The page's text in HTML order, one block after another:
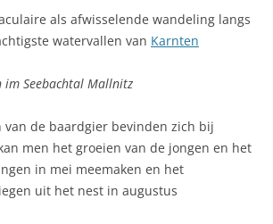
als afwisselende wandeling langs
watervallen van Karnten
im Seebachtal Mallnitz
van de baardgier bevinden zich bij
men het groeien van de jongen en het
in mei meemaken en het
uit het nest in augustus